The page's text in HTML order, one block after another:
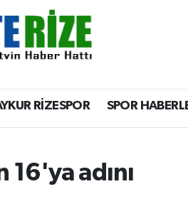
RİZESPOR SPOR
16'ya adını
Haritası
ve Fikstür